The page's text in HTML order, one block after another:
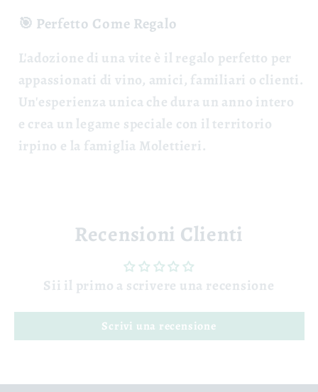
🎯 Perfetto Come Regalo
L'adozione di una vite è ilregalo perfetto per
appassionati di vino, amici, familiari o clienti.
Un'esperienza unica che dura un anno intero
e crea un legame speciale con il territorio
irpino e la famiglia Molettieri.
Recensioni Clienti
Sii il primo a scrivere una recensione
Scrivi una recensione